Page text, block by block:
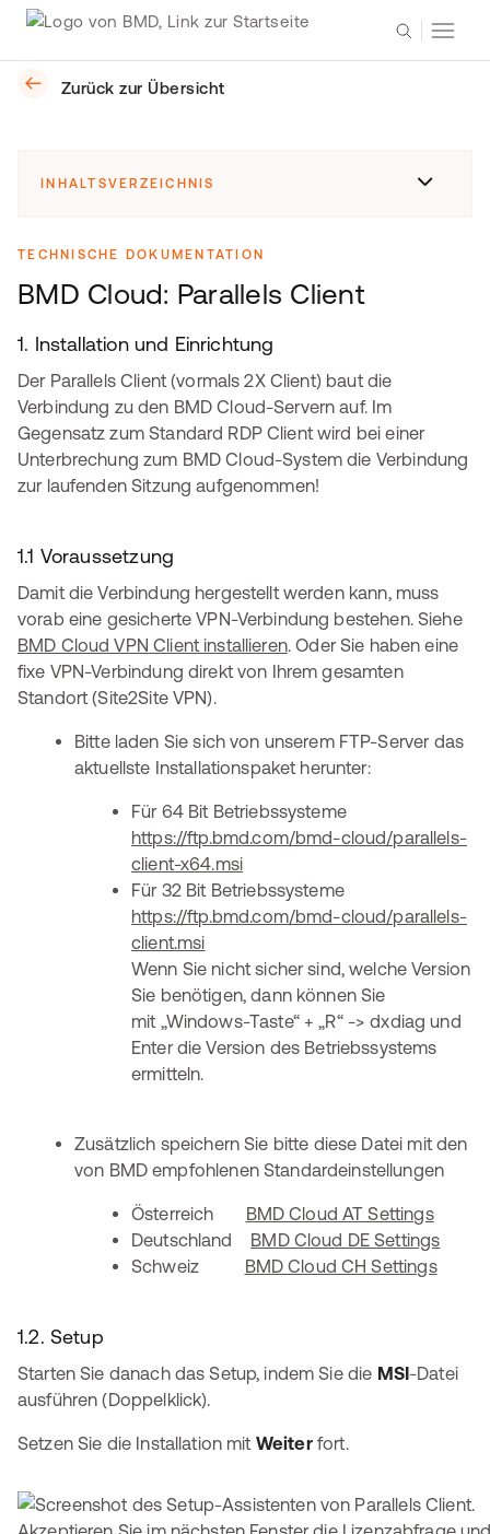
Zurück zur Übersicht
INHALTSVERZEICHNIS
TECHNISCHE DOKUMENTATION
BMD Cloud: Parallels Client
1. Installation und Einrichtung
Der Parallels Client (vormals 2X Client) baut die
Verbindung zu den BMD Cloud-Servern auf. Im
Gegensatz zum Standard RDP Client wird bei einer
Unterbrechung zum BMD Cloud-System die Verbindung
zur laufenden Sitzung aufgenommen!
1.1 Voraussetzung
Damit die Verbindung hergestellt werden kann, muss
vorab eine gesicherte VPN-Verbindung bestehen. Siehe
BMD Cloud VPN Client installieren. Oder Sie haben eine
fixe VPN-Verbindung direkt von Ihrem gesamten
Standort (Site2Site VPN).
Bitte laden Sie sich von unserem FTP-Server das
aktuellste Installationspaket herunter:
Für 64 Bit Betriebssysteme
https://ftp.bmd.com/bmd-cloud/parallels-
client-x64.msi
Für 32 Bit Betriebssysteme
https://ftp.bmd.com/bmd-cloud/parallels-
client.msi
Wenn Sie nicht sicher sind, welche Version
Sie benötigen, dann können Sie
mit „Windows-Taste“ + „R“ -> dxdiag und
Enter die Version des Betriebssystems
ermitteln.
Zusätzlich speichern Sie bitte diese Datei mit den
von BMD empfohlenen Standardeinstellungen
Österreich BMD Cloud AT Settings
Deutschland BMD Cloud DE Settings
Schweiz BMD Cloud CH Settings
1.2. Setup
Starten Sie danach das Setup, indem Sie die MSI-Datei
ausführen (Doppelklick).
Setzen Sie die Installation mit Weiterfort.